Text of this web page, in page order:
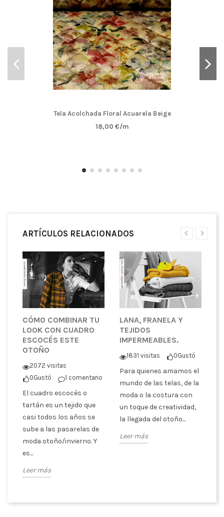
Tela Acolchada Floral Acuarela Beige
18,00 €/m
ARTÍCULOS RELACIONADOS
CÓMO COMBINAR TU
LOOK CON CUADRO
ESCOCÉS ESTE
OTOÑO
2072 visitas
0Gustó 1 comentario
El cuadro escocés o
tartán es un tejido que
casi todos los años se
sube a las pasarelas de
moda otoño/invierno. Y
es...
Leer más
LANA, FRANELA Y
TEJIDOS
IMPERMEABLES.
1831 visitas 0Gustó
Para quienes amamos el
mundo de las telas, de la
moda o la costura con
un toque de creatividad,
la llegada del otoño...
Leer más